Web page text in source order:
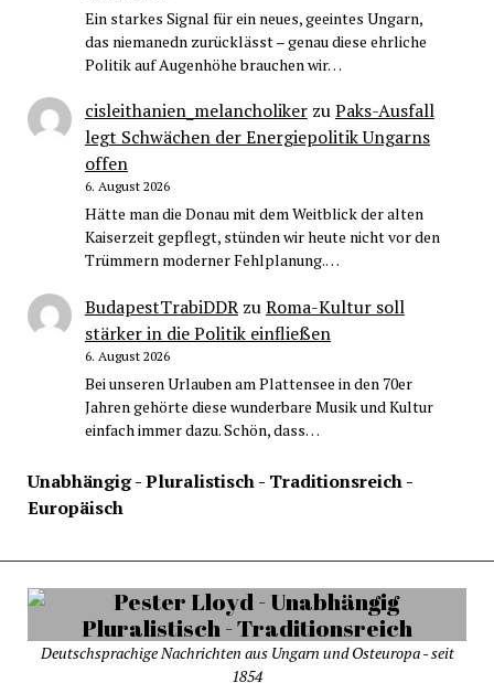
Ein starkes Signal für ein neues, geeintes Ungarn,
das niemanedn zurücklässt – genau diese ehrliche
Politik auf Augenhöhe brauchen wir…
cisleithanien_melancholikerzuPaks-Ausfall
legt Schwächen der Energiepolitik Ungarns
offen
6. August 2026
Hätte man die Donau mit dem Weitblick der alten
Kaiserzeit gepflegt, stünden wir heute nicht vor den
Trümmern moderner Fehlplanung.…
BudapestTrabiDDRzuRoma-Kultur soll
stärker in die Politik einfließen
6. August 2026
Bei unseren Urlauben am Plattensee in den 70er
Jahren gehörte diese wunderbare Musik und Kultur
einfach immer dazu. Schön, dass…
Unabhängig - Pluralistisch - Traditionsreich -
Europäisch
Deutschsprachige Nachrichten aus Ungarn und Osteuropa - seit
1854